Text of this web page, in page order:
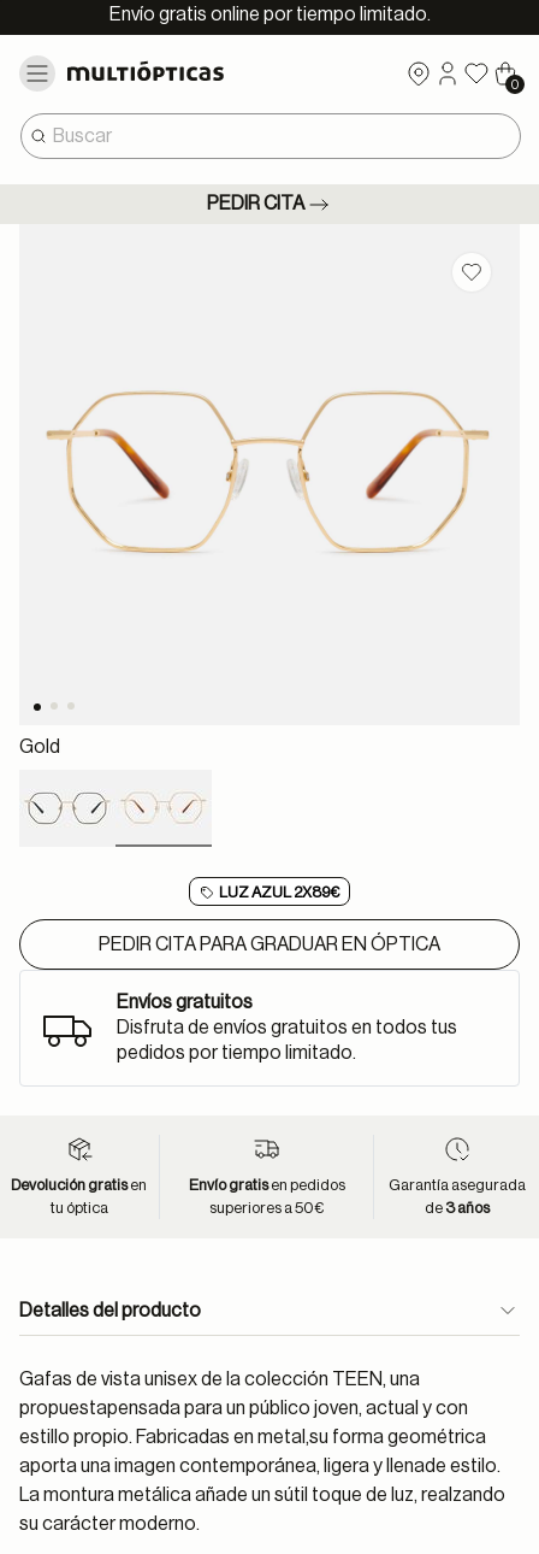
Envío gratis online por tiempo limitado.
0
PEDIR CITA
Gold
LUZ AZUL 2X89€
PEDIR CITA PARA GRADUAR EN ÓPTICA
Envíos gratuitos
Disfruta de envíos gratuitos en todos tus
pedidos por tiempo limitado.
Devolución gratisen
tu óptica
Envío gratisen pedidos
superiores a 50€
Garantía asegurada
de 3 años
Detalles del producto
Gafas de vista unisex de la colección TEEN, una
propuestapensada para un público joven, actual y con
estillo propio. Fabricadas en metal,su forma geométrica
aporta una imagen contemporánea, ligera y llenade estilo.
La montura metálica añade un sútil toque de luz, realzando
su carácter moderno.